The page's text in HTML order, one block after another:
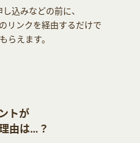
込みなどの前に、
リンクを経由するだけで
らえます。
トが
由は…？